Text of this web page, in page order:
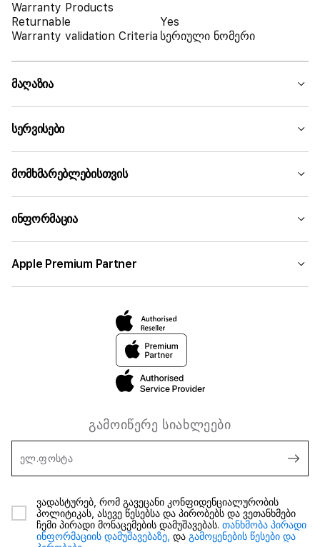
Warranty Products
Returnable
Yes
Warranty validation Criteria სერიული ნომერი
მაღაზია
სერვისები
მომხმარებლებისთვის
ინფორმაცია
Apple Premium Partner
გამოიწერე სიახლეები
ელ.ფოსტა
ვადასტურებ, რომ გავეცანი კონფიდენციალურობის
პოლიტიკას, ასევე წესებსა და პირობებს და ვეთანხმები
ჩემი პირადი მონაცემების დამუშავებას. თანხმობა პირადი
ინფორმაციის დამუშავებაზე, და გამოყენების წესები და